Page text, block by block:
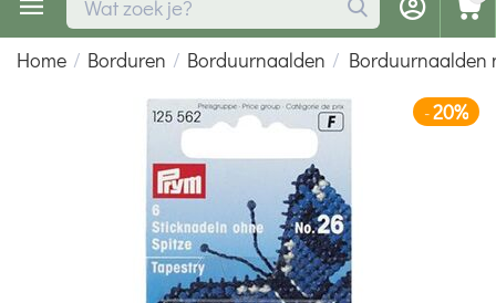
Home / Borduren / Borduurnaalden / Borduurnaalden
-20%